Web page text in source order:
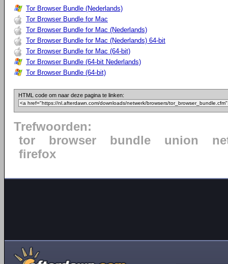
Tor Browser Bundle (Nederlands)
Tor Browser Bundle for Mac
Tor Browser Bundle for Mac (Nederlands)
Tor Browser Bundle for Mac (Nederlands) 64-bit
Tor Browser Bundle for Mac (64-bit)
Tor Browser Bundle (64-bit Nederlands)
Tor Browser Bundle (64-bit)
HTML code om naar deze pagina te linken:
Trefwoorden:
tor
browser bundle union
firefox